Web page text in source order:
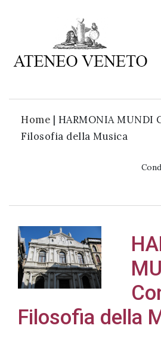
Home | HARMONIA MUNDI
Filosofia della Musica
Filosofia della
Ateneo
è
cultura